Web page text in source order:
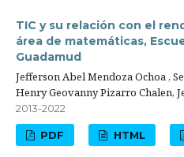
TIC y su relación con el
área de matemáticas,
Guadamud
Jefferson Abel Mendoza Ochoa ,
Henry Geovanny Pizarro Chalen,
2013-2022
PDF HTML